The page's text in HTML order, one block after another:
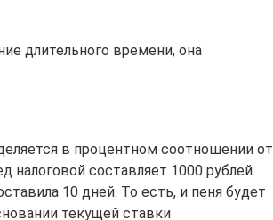
длительного времени, она
в процентном соотношении от
налоговой составляет 1000 рублей.
10 дней. То есть, и пеня будет
текущей ставки